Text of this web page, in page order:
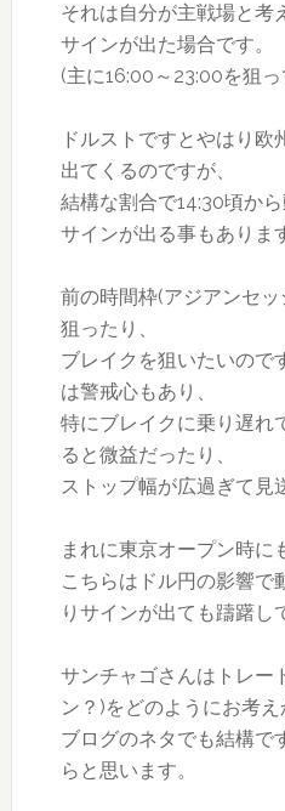
それは自分が主戦場と考
サインが出た場合です。
(主に16:00～23:00を狙
ドルストですとやはり
出てくるのですが、
結構な割合で14:30頃か
サインが出る事もありま
前の時間枠(アジアンセ
狙ったり、
ブレイクを狙いたいので
は警戒心もあり、
特にブレイクに乗り遅れ
ると微益だったり、
ストップ幅が広過ぎて見
まれに東京オープン時に
こちらはドル円の影響で
りサインが出ても躊躇し
サンチャゴさんはトレー
ン？)をどのようにお考え
ブログのネタでも結構で
らと思います。